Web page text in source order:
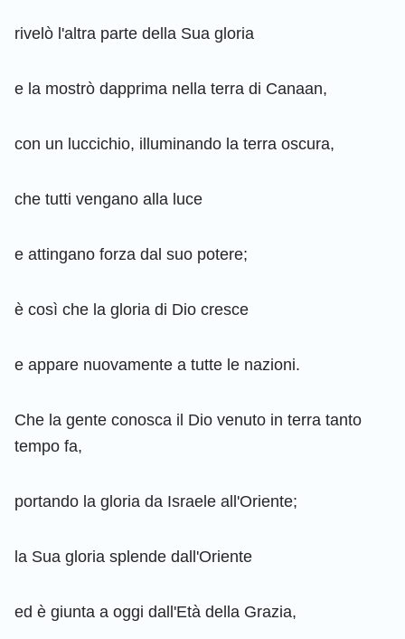
rivelò l'altra parte della Sua gloria
e la mostrò dapprima nella terra di Canaan,
con un luccichio, illuminando la terra oscura,
che tutti vengano alla luce
e attingano forza dal suo potere;
è così che la gloria di Dio cresce
e appare nuovamente a tutte le nazioni.
Che la gente conosca il Dio venuto in terra tanto
tempo fa,
portando la gloria da Israele all'Oriente;
la Sua gloria splende dall'Oriente
ed è giunta a oggi dall'Età della Grazia,